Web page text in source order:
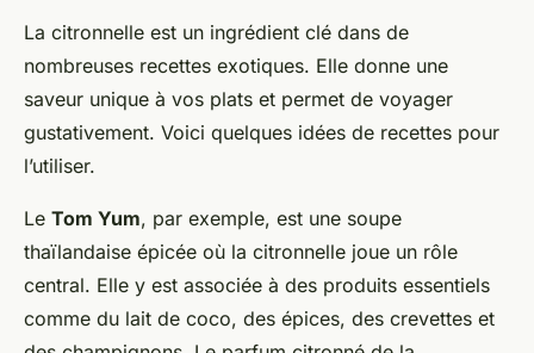
La citronnelle est un ingrédient clé dans de
nombreuses recettes exotiques. Elle donne une
saveur unique à vos plats et permet de voyager
gustativement. Voici quelques idées de recettes pour
l’utiliser.
Le Tom Yum, par exemple, est une soupe
thaïlandaise épicée où la citronnelle joue un rôle
central. Elle y est associée à des produits essentiels
comme du lait de coco, des épices, des crevettes et